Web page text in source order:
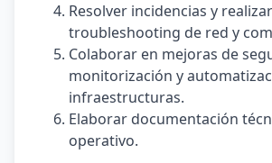
Resolver incidencias y realizar
troubleshooting de red y
Colaborar en mejoras de
monitorización y
infraestructuras.
Elaborar documentación
operativo.